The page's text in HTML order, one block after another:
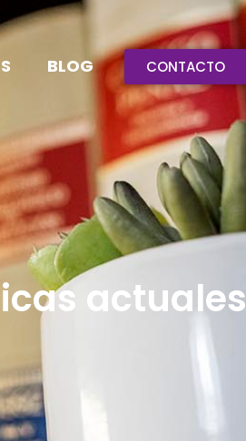
BLOG CONTACTO
actuales